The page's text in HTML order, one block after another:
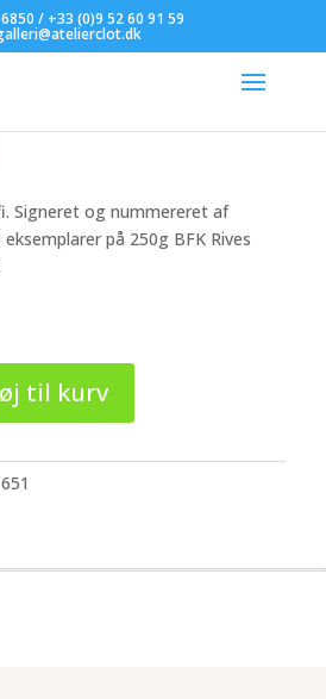
/ +33 (0)9 52 60 91 59
Humana
Signeret og nummereret af
på 250g BFK Rives
til kurv